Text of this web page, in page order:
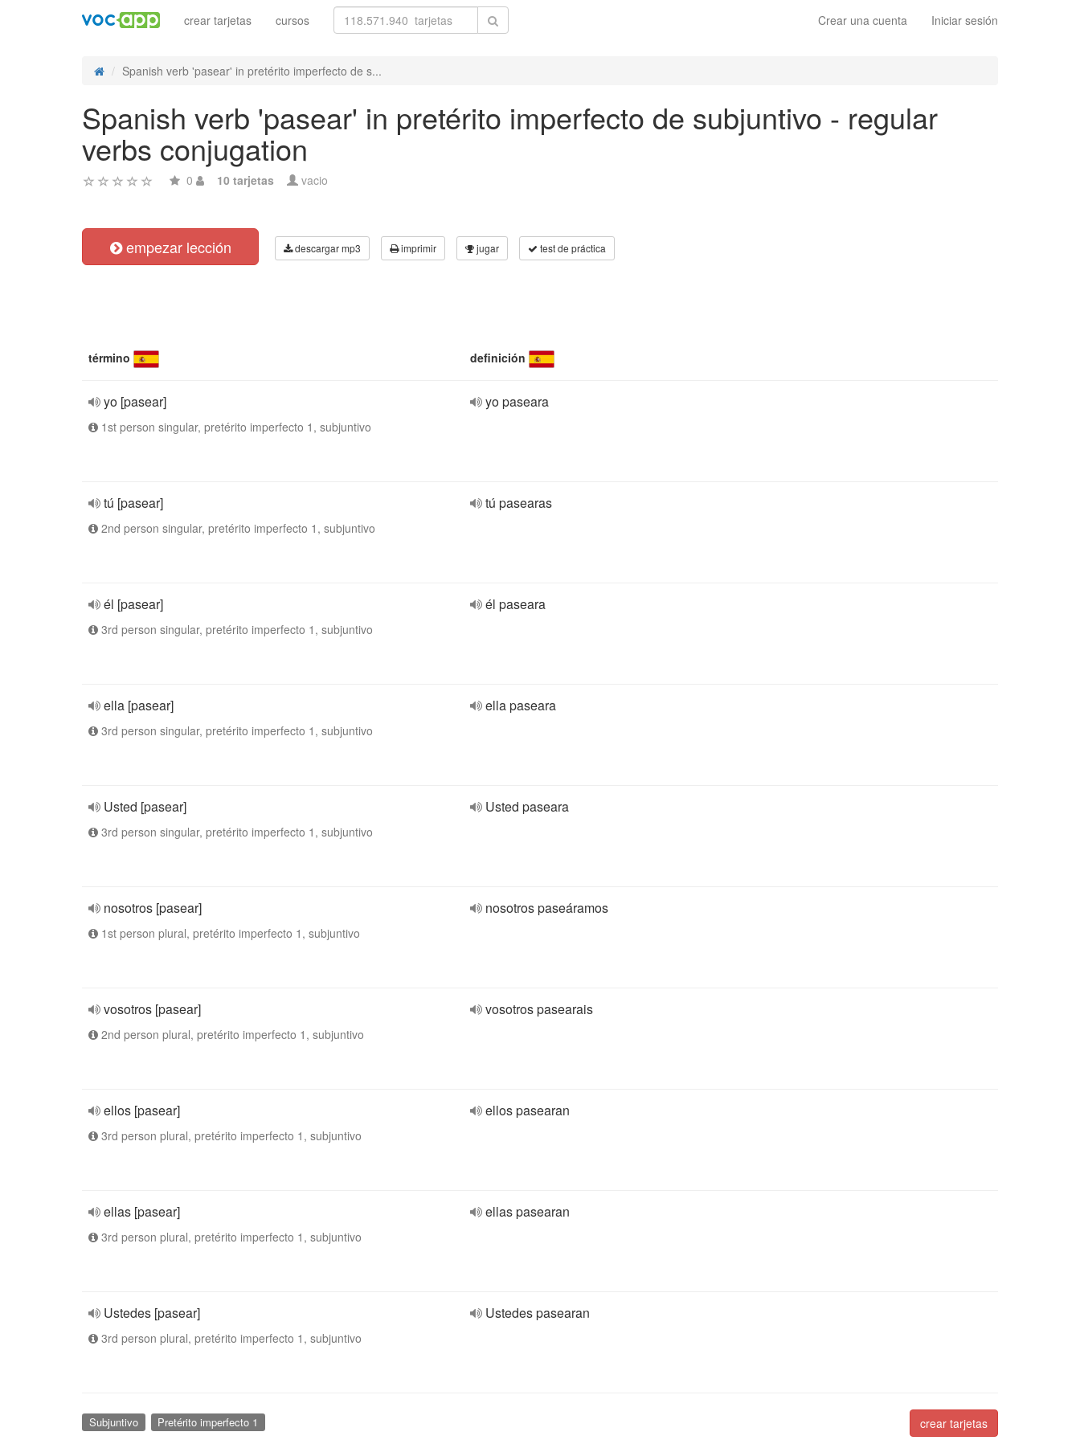
Crear una cuenta Iniciar sesión
crear tarjetas cursos
Spanish verb 'pasear' in pretérito imperfecto de s...
Spanish verb 'pasear' in pretérito imperfecto de subjuntivo - regular
verbs conjugation
0 10 tarjetas vacio
empezar lección descargar mp3 imprimir jugar test de práctica
término definición
yo [pasear]
1st person singular, pretérito imperfecto 1, subjuntivo
yo paseara
tú [pasear]
2nd person singular, pretérito imperfecto 1, subjuntivo
tú pasearas
él [pasear]
3rd person singular, pretérito imperfecto 1, subjuntivo
él paseara
ella [pasear]
3rd person singular, pretérito imperfecto 1, subjuntivo
ella paseara
Usted [pasear]
3rd person singular, pretérito imperfecto 1, subjuntivo
Usted paseara
nosotros [pasear]
1st person plural, pretérito imperfecto 1, subjuntivo
nosotros paseáramos
vosotros [pasear]
2nd person plural, pretérito imperfecto 1, subjuntivo
vosotros pasearais
ellos [pasear]
3rd person plural, pretérito imperfecto 1, subjuntivo
ellos pasearan
ellas [pasear]
3rd person plural, pretérito imperfecto 1, subjuntivo
ellas pasearan
Ustedes [pasear]
3rd person plural, pretérito imperfecto 1, subjuntivo
Ustedes pasearan
crear tarjetas
Subjuntivo Pretérito imperfecto 1